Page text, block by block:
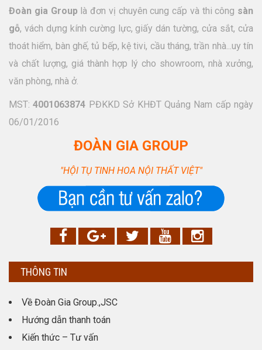
Đoàn gia Group là đơn vị chuyên cung cấp và thi công sàn
gỗ, vách dựng kính cường lực, giấy dán tường, cửa sắt, cửa
thoát hiểm, bàn ghế, tủ bếp, kệ tivi, cầu tháng, trần nhà...uy tín
và chất lượng, giá thành hợp lý cho showroom, nhà xưởng,
văn phòng, nhà ở.
MST:4001063874 PĐKKD Sở KHĐT Quảng Nam cấp ngày
06/01/2016
ĐOÀN GIA GROUP
"HỘI TỤ TINH HOA NỘI THẤT VIỆT"
THÔNG TIN
Về Đoàn Gia Group.,JSC
Hướng dẫn thanh toán
Kiến thức – Tư vấn